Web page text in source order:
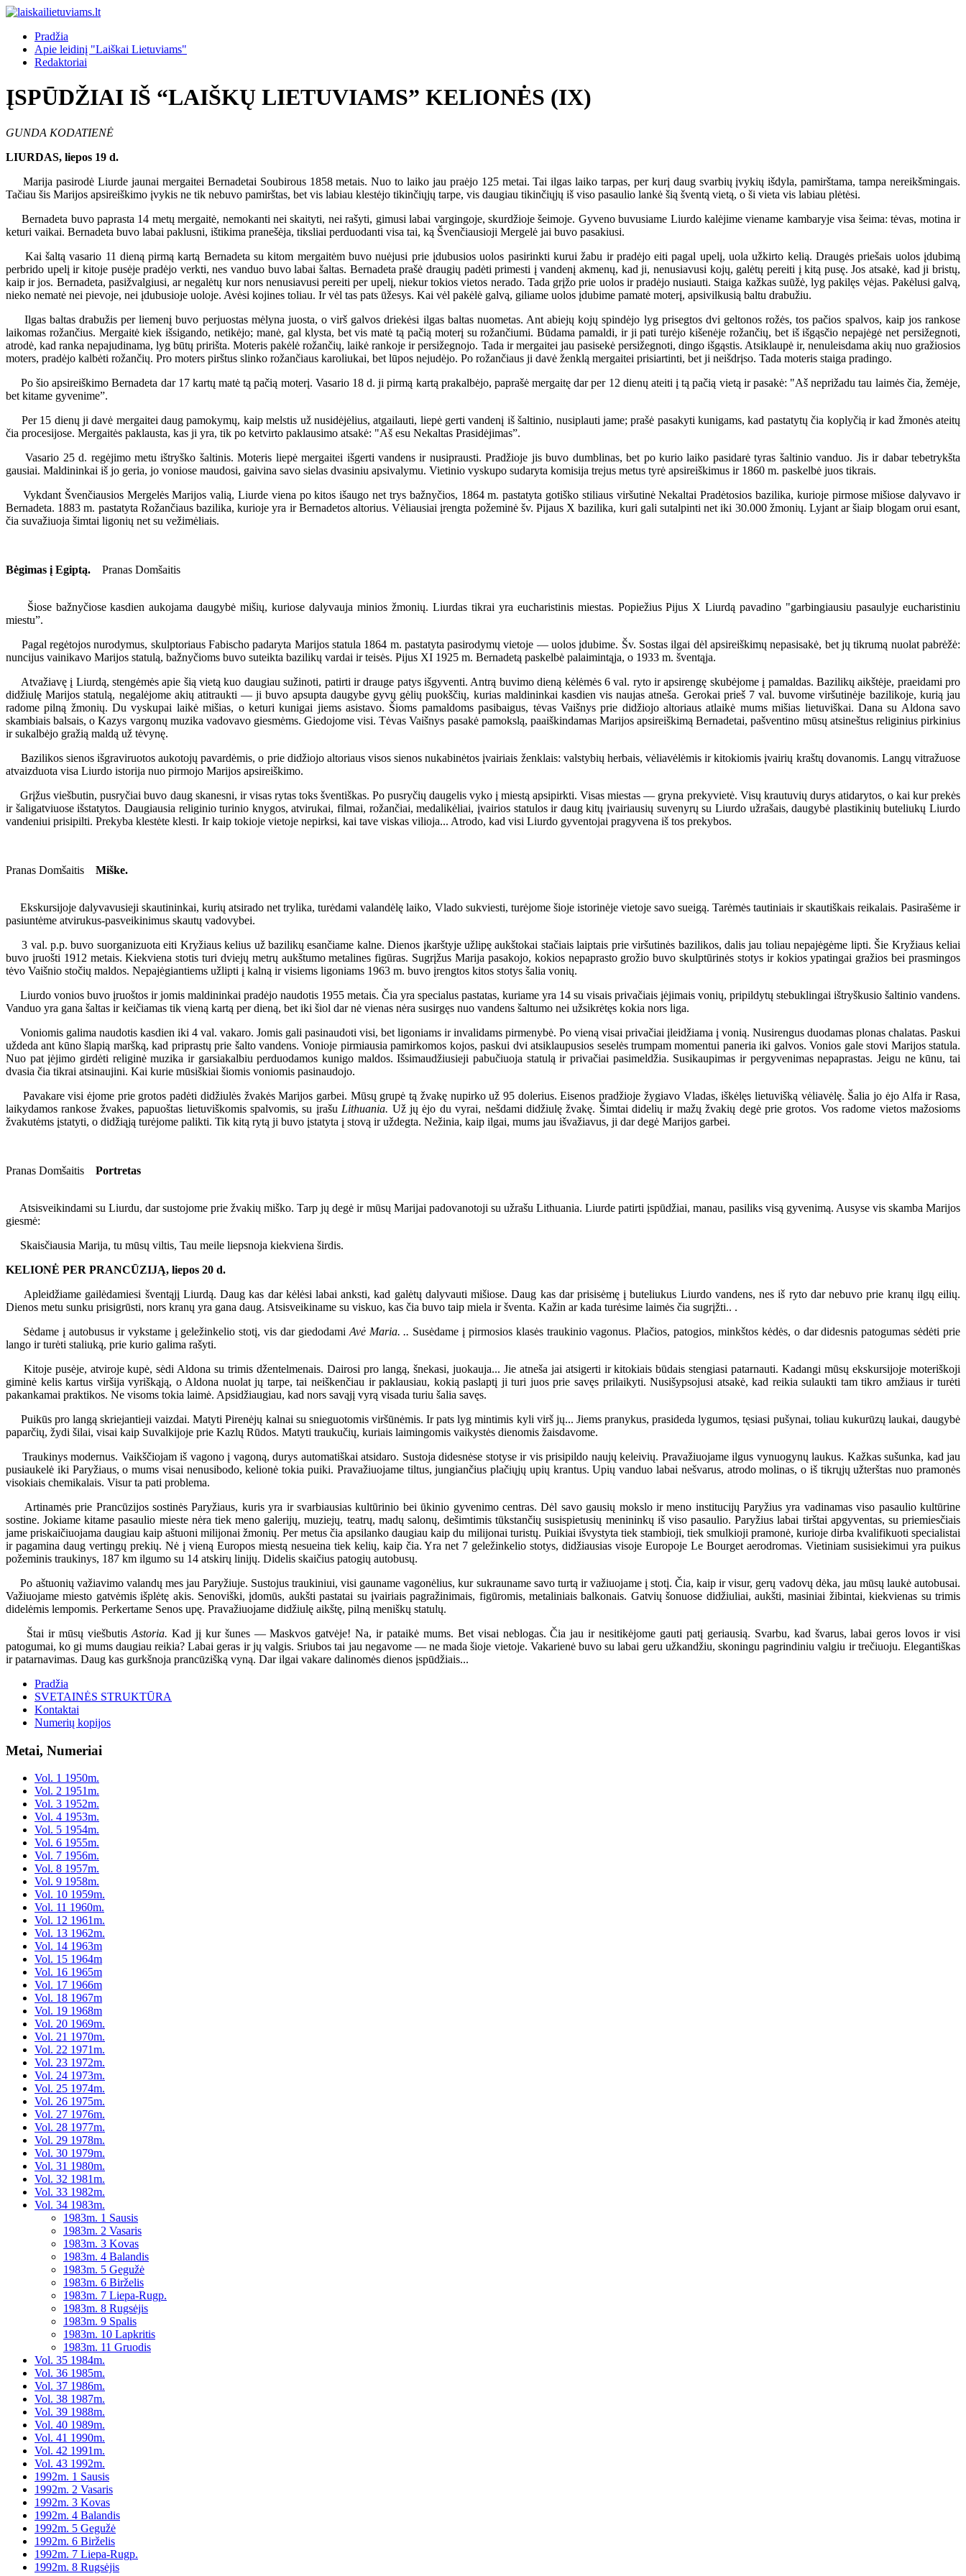
Pradžia
Apie leidinį "Laiškai Lietuviams"
Redaktoriai
ĮSPŪDŽIAI IŠ “LAIŠKŲ LIETUVIAMS” KELIONĖS (IX)
GUNDA KODATIENĖ
LIURDAS, liepos 19 d.
Marija pasirodė Liurde jaunai mergaitei Bernadetai Soubirous 1858 metais. Nuo to laiko jau praėjo 125 metai. Tai ilgas laiko tarpas, per kurį daug svarbių įvykių išdyla, pamirštama, tampa nereikšmingais.
Tačiau šis Marijos apsireiškimo įvykis ne tik nebuvo pamirštas, bet vis labiau klestėjo tikinčiųjų tarpe, vis daugiau tikinčiųjų iš viso pasaulio lankė šią šventą vietą, o ši vieta vis labiau plėtėsi.
Bernadeta buvo paprasta 14 metų mergaitė, nemokanti nei skaityti, nei rašyti, gimusi labai vargingoje, skurdžioje šeimoje. Gyveno buvusiame Liurdo kalėjime viename kambaryje visa šeima: tėvas, motina ir
keturi vaikai. Bernadeta buvo labai paklusni, ištikima pranešėja, tiksliai perduodanti visa tai, ką Švenčiausioji Mergelė jai buvo pasakiusi.
Kai šaltą vasario 11 dieną pirmą kartą Bernadeta su kitom mergaitėm buvo nuėjusi prie įdubusios uolos pasirinkti kurui žabu ir pradėjo eiti pagal upelį, uola užkirto kelią. Draugės priešais uolos įdubimą
perbrido upelį ir kitoje pusėje pradėjo verkti, nes vanduo buvo labai šaltas. Bernadeta prašė draugių padėti primesti į vandenį akmenų, kad ji, nenusiavusi kojų, galėtų pereiti į kitą pusę. Jos atsakė, kad ji bristų,
kaip ir jos. Bernadeta, pasižvalgiusi, ar negalėtų kur nors nenusiavusi pereiti per upelį, niekur tokios vietos nerado. Tada grįžo prie uolos ir pradėjo nusiauti. Staiga kažkas suūžė, lyg pakilęs vėjas. Pakėlusi galvą,
nieko nematė nei pievoje, nei įdubusioje uoloje. Avėsi kojines toliau. Ir vėl tas pats ūžesys. Kai vėl pakėlė galvą, giliame uolos įdubime pamatė moterį, apsivilkusią baltu drabužiu.
Ilgas baltas drabužis per liemenį buvo perjuostas mėlyna juosta, o virš galvos driekėsi ilgas baltas nuometas. Ant abiejų kojų spindėjo lyg prisegtos dvi geltonos rožės, tos pačios spalvos, kaip jos rankose
laikomas rožančius. Mergaitė kiek išsigando, netikėjo; manė, gal klysta, bet vis matė tą pačią moterį su rožančiumi. Būdama pamaldi, ir ji pati turėjo kišenėje rožančių, bet iš išgąsčio nepajėgė net persižegnoti,
atrodė, kad ranka nepajudinama, lyg būtų pririšta. Moteris pakėlė rožančių, laikė rankoje ir persižegnojo. Tada ir mergaitei jau pasisekė persižegnoti, dingo išgąstis. Atsiklaupė ir, nenuleisdama akių nuo gražiosios
moters, pradėjo kalbėti rožančių. Pro moters pirštus slinko rožančiaus karoliukai, bet lūpos nejudėjo. Po rožančiaus ji davė ženklą mergaitei prisiartinti, bet ji neišdrįso. Tada moteris staiga pradingo.
Po šio apsireiškimo Bernadeta dar 17 kartų matė tą pačią moterį. Vasario 18 d. ji pirmą kartą prakalbėjo, paprašė mergaitę dar per 12 dienų ateiti į tą pačią vietą ir pasakė: "Aš neprižadu tau laimės čia, žemėje,
bet kitame gyvenime”.
Per 15 dienų ji davė mergaitei daug pamokymų, kaip melstis už nusidėjėlius, atgailauti, liepė gerti vandenį iš šaltinio, nusiplauti jame; prašė pasakyti kunigams, kad pastatytų čia koplyčią ir kad žmonės ateitų
čia procesijose. Mergaitės paklausta, kas ji yra, tik po ketvirto paklausimo atsakė: "Aš esu Nekaltas Prasidėjimas”.
Vasario 25 d. regėjimo metu ištryško šaltinis. Moteris liepė mergaitei išgerti vandens ir nusiprausti. Pradžioje jis buvo dumblinas, bet po kurio laiko pasidarė tyras šaltinio vanduo. Jis ir dabar tebetrykšta
gausiai. Maldininkai iš jo geria, jo voniose maudosi, gaivina savo sielas dvasiniu apsivalymu. Vietinio vyskupo sudaryta komisija trejus metus tyrė apsireiškimus ir 1860 m. paskelbė juos tikrais.
Vykdant Švenčiausios Mergelės Marijos valią, Liurde viena po kitos išaugo net trys bažnyčios, 1864 m. pastatyta gotiško stiliaus viršutinė Nekaltai Pradėtosios bazilika, kurioje pirmose mišiose dalyvavo ir
Bernadeta. 1883 m. pastatyta Rožančiaus bazilika, kurioje yra ir Bernadetos altorius. Vėliausiai įrengta požeminė šv. Pijaus X bazilika, kuri gali sutalpinti net iki 30.000 žmonių. Lyjant ar šiaip blogam orui esant,
čia suvažiuoja šimtai ligonių net su vežimėliais.
Bėgimas į Egiptą. Pranas Domšaitis
Šiose bažnyčiose kasdien aukojama daugybė mišių, kuriose dalyvauja minios žmonių. Liurdas tikrai yra eucharistinis miestas. Popiežius Pijus X Liurdą pavadino "garbingiausiu pasaulyje eucharistiniu
miestu”.
Pagal regėtojos nurodymus, skulptoriaus Fabischo padaryta Marijos statula 1864 m. pastatyta pasirodymų vietoje — uolos įdubime. Šv. Sostas ilgai dėl apsireiškimų nepasisakė, bet jų tikrumą nuolat pabrėžė:
nuncijus vainikavo Marijos statulą, bažnyčioms buvo suteikta bazilikų vardai ir teisės. Pijus XI 1925 m. Bernadetą paskelbė palaimintąja, o 1933 m. šventąja.
Atvažiavę į Liurdą, stengėmės apie šią vietą kuo daugiau sužinoti, patirti ir drauge patys išgyventi. Antrą buvimo dieną kėlėmės 6 val. ryto ir apsirengę skubėjome į pamaldas. Bazilikų aikštėje, praeidami pro
didžiulę Marijos statulą, negalėjome akių atitraukti — ji buvo apsupta daugybe gyvų gėlių puokščių, kurias maldininkai kasdien vis naujas atneša. Gerokai prieš 7 val. buvome viršutinėje bazilikoje, kurią jau
radome pilną žmonių. Du vyskupai laikė mišias, o keturi kunigai jiems asistavo. Šioms pamaldoms pasibaigus, tėvas Vaišnys prie didžiojo altoriaus atlaikė mums mišias lietuviškai. Dana su Aldona savo
skambiais balsais, o Kazys vargonų muzika vadovavo giesmėms. Giedojome visi. Tėvas Vaišnys pasakė pamokslą, paaiškindamas Marijos apsireiškimą Bernadetai, pašventino mūsų atsineštus religinius pirkinius
ir sukalbėjo gražią maldą už tėvynę.
Bazilikos sienos išgraviruotos aukotojų pavardėmis, o prie didžiojo altoriaus visos sienos nukabinėtos įvairiais ženklais: valstybių herbais, vėliavėlėmis ir kitokiomis įvairių kraštų dovanomis. Langų vitražuose
atvaizduota visa Liurdo istorija nuo pirmojo Marijos apsireiškimo.
Grįžus viešbutin, pusryčiai buvo daug skanesni, ir visas rytas toks šventiškas. Po pusryčių daugelis vyko į miestą apsipirkti. Visas miestas — gryna prekyvietė. Visų krautuvių durys atidarytos, o kai kur prekės
ir šaligatviuose išstatytos. Daugiausia religinio turinio knygos, atvirukai, filmai, rožančiai, medalikėliai, įvairios statulos ir daug kitų įvairiausių suvenyrų su Liurdo užrašais, daugybė plastikinių buteliukų Liurdo
vandeniui prisipilti. Prekyba klestėte klesti. Ir kaip tokioje vietoje nepirksi, kai tave viskas vilioja... Atrodo, kad visi Liurdo gyventojai pragyvena iš tos prekybos.
Pranas Domšaitis Miške.
Ekskursijoje dalyvavusieji skautininkai, kurių atsirado net trylika, turėdami valandėlę laiko, Vlado sukviesti, turėjome šioje istorinėje vietoje savo sueigą. Tarėmės tautiniais ir skautiškais reikalais. Pasirašėme ir
pasiuntėme atvirukus-pasveikinimus skautų vadovybei.
3 val. p.p. buvo suorganizuota eiti Kryžiaus kelius už bazilikų esančiame kalne. Dienos įkarštyje užlipę aukštokai stačiais laiptais prie viršutinės bazilikos, dalis jau toliau nepajėgėme lipti. Šie Kryžiaus keliai
buvo įruošti 1912 metais. Kiekviena stotis turi dviejų metrų aukštumo metalines figūras. Sugrįžus Marija pasakojo, kokios nepaprasto grožio buvo skulptūrinės stotys ir kokios ypatingai gražios bei prasmingos
tėvo Vaišnio stočių maldos. Nepajėgiantiems užlipti į kalną ir visiems ligoniams 1963 m. buvo įrengtos kitos stotys šalia vonių.
Liurdo vonios buvo įruoštos ir jomis maldininkai pradėjo naudotis 1955 metais. Čia yra specialus pastatas, kuriame yra 14 su visais privačiais įėjimais vonių, pripildytų stebuklingai ištryškusio šaltinio vandens.
Vanduo yra gana šaltas ir keičiamas tik vieną kartą per dieną, bet iki šiol dar nė vienas nėra susirgęs nuo vandens šaltumo nei užsikrėtęs kokia nors liga.
Voniomis galima naudotis kasdien iki 4 val. vakaro. Jomis gali pasinaudoti visi, bet ligoniams ir invalidams pirmenybė. Po vieną visai privačiai įleidžiama į vonią. Nusirengus duodamas plonas chalatas. Paskui
uždeda ant kūno šlapią maršką, kad priprastų prie šalto vandens. Vonioje pirmiausia pamirkomos kojos, paskui dvi atsiklaupusios seselės trumpam momentui paneria iki galvos. Vonios gale stovi Marijos statula.
Nuo pat įėjimo girdėti religinė muzika ir garsiakalbiu perduodamos kunigo maldos. Išsimaudžiusieji pabučiuoja statulą ir privačiai pasimeldžia. Susikaupimas ir pergyvenimas nepaprastas. Jeigu ne kūnu, tai
dvasia čia tikrai atsinaujini. Kai kurie mūsiškiai šiomis voniomis pasinaudojo.
Pavakare visi ėjome prie grotos padėti didžiulės žvakės Marijos garbei. Mūsų grupė tą žvakę nupirko už 95 dolerius. Eisenos pradžioje žygiavo Vladas, iškėlęs lietuvišką vėliavėlę. Šalia jo ėjo Alfa ir Rasa,
laikydamos rankose žvakes, papuoštas lietuviškomis spalvomis, su įrašu Lithuania. Už jų ėjo du vyrai, nešdami didžiulę žvakę. Šimtai didelių ir mažų žvakių degė prie grotos. Vos radome vietos mažosioms
žvakutėms įstatyti, o didžiąją turėjome palikti. Tik kitą rytą ji buvo įstatyta į stovą ir uždegta. Nežinia, kaip ilgai, mums jau išvažiavus, ji dar degė Marijos garbei.
Pranas Domšaitis Portretas
Atsisveikindami su Liurdu, dar sustojome prie žvakių miško. Tarp jų degė ir mūsų Marijai padovanotoji su užrašu Lithuania. Liurde patirti įspūdžiai, manau, pasiliks visą gyvenimą. Ausyse vis skamba Marijos
giesmė:
Skaisčiausia Marija, tu mūsų viltis, Tau meile liepsnoja kiekviena širdis.
KELIONĖ PER PRANCŪZIJĄ, liepos 20 d.
Apleidžiame gailėdamiesi šventąjį Liurdą. Daug kas dar kėlėsi labai anksti, kad galėtų dalyvauti mišiose. Daug kas dar prisisėmę į buteliukus Liurdo vandens, nes iš ryto dar nebuvo prie kranų ilgų eilių.
Dienos metu sunku prisigrūsti, nors kranų yra gana daug. Atsisveikiname su viskuo, kas čia buvo taip miela ir šventa. Kažin ar kada turėsime laimės čia sugrįžti.. .
Sėdame į autobusus ir vykstame į geležinkelio stotį, vis dar giedodami Avė Maria. .. Susėdame į pirmosios klasės traukinio vagonus. Plačios, patogios, minkštos kėdės, o dar didesnis patogumas sėdėti prie
lango ir turėti staliuką, prie kurio galima rašyti.
Kitoje pusėje, atviroje kupė, sėdi Aldona su trimis džentelmenais. Dairosi pro langą, šnekasi, juokauja... Jie atneša jai atsigerti ir kitokiais būdais stengiasi patarnauti. Kadangi mūsų ekskursijoje moteriškoji
giminė kelis kartus viršija vyriškąją, o Aldona nuolat jų tarpe, tai neiškenčiau ir paklausiau, kokią paslaptį ji turi juos prie savęs prilaikyti. Nusišypsojusi atsakė, kad reikia sulaukti tam tikro amžiaus ir turėti
pakankamai praktikos. Ne visoms tokia laimė. Apsidžiaugiau, kad nors savąjį vyrą visada turiu šalia savęs.
Puikūs pro langą skriejantieji vaizdai. Matyti Pirenėjų kalnai su snieguotomis viršūnėmis. Ir pats lyg mintimis kyli virš jų... Jiems pranykus, prasideda lygumos, tęsiasi pušynai, toliau kukurūzų laukai, daugybė
paparčių, žydi šilai, visai kaip Suvalkijoje prie Kazlų Rūdos. Matyti traukučių, kuriais laimingomis vaikystės dienomis žaisdavome.
Traukinys modernus. Vaikščiojam iš vagono į vagoną, durys automatiškai atsidaro. Sustoja didesnėse stotyse ir vis prisipildo naujų keleivių. Pravažiuojame ilgus vynuogynų laukus. Kažkas sušunka, kad jau
pusiaukelė iki Paryžiaus, o mums visai nenusibodo, kelionė tokia puiki. Pravažiuojame tiltus, jungiančius plačiųjų upių krantus. Upių vanduo labai nešvarus, atrodo molinas, o iš tikrųjų užterštas nuo pramonės
visokiais chemikalais. Visur ta pati problema.
Artinamės prie Prancūzijos sostinės Paryžiaus, kuris yra ir svarbiausias kultūrinio bei ūkinio gyvenimo centras. Dėl savo gausių mokslo ir meno institucijų Paryžius yra vadinamas viso pasaulio kultūrine
sostine. Jokiame kitame pasaulio mieste nėra tiek meno galerijų, muziejų, teatrų, madų salonų, dešimtimis tūkstančių susispietusių menininkų iš viso pasaulio. Paryžius labai tirštai apgyventas, su priemiesčiais
jame priskaičiuojama daugiau kaip aštuoni milijonai žmonių. Per metus čia apsilanko daugiau kaip du milijonai turistų. Puikiai išvystyta tiek stambioji, tiek smulkioji pramonė, kurioje dirba kvalifikuoti specialistai
ir pagamina daug vertingų prekių. Nė į vieną Europos miestą nesueina tiek kelių, kaip čia. Yra net 7 geležinkelio stotys, didžiausias visoje Europoje Le Bourget aerodromas. Vietiniam susisiekimui yra puikus
požeminis traukinys, 187 km ilgumo su 14 atskirų linijų. Didelis skaičius patogių autobusų.
Po aštuonių važiavimo valandų mes jau Paryžiuje. Sustojus traukiniui, visi gauname vagonėlius, kur sukrauname savo turtą ir važiuojame į stotį. Čia, kaip ir visur, gerų vadovų dėka, jau mūsų laukė autobusai.
Važiuojame miesto gatvėmis išplėtę akis. Senoviški, įdomūs, aukšti pastatai su įvairiais pagražinimais, figūromis, metaliniais balkonais. Gatvių šonuose didžiuliai, aukšti, masiniai žibintai, kiekvienas su trimis
didelėmis lempomis. Perkertame Senos upę. Pravažiuojame didžiulę aikštę, pilną meniškų statulų.
Štai ir mūsų viešbutisAstoria. Kad jį kur šunes — Maskvos gatvėje! Na, ir pataikė mums. Bet visai neblogas. Čia jau ir nesitikėjome gauti patį geriausią. Svarbu, kad švarus, labai geros lovos ir visi
patogumai, ko gi mums daugiau reikia? Labai geras ir jų valgis. Sriubos tai jau negavome — ne mada šioje vietoje. Vakarienė buvo su labai geru užkandžiu, skoningu pagrindiniu valgiu ir trečiuoju. Elegantiškas
ir patarnavimas. Daug kas gurkšnoja prancūzišką vyną. Dar ilgai vakare dalinomės dienos įspūdžiais...
Pradžia
SVETAINĖS STRUKTŪRA
Kontaktai
Numerių kopijos
Metai, Numeriai
Vol. 1 1950m.
Vol. 2 1951m.
Vol. 3 1952m.
Vol. 4 1953m.
Vol. 5 1954m.
Vol. 6 1955m.
Vol. 7 1956m.
Vol. 8 1957m.
Vol. 9 1958m.
Vol. 10 1959m.
Vol. 11 1960m.
Vol. 12 1961m.
Vol. 13 1962m.
Vol. 14 1963m
Vol. 15 1964m
Vol. 16 1965m
Vol. 17 1966m
Vol. 18 1967m
Vol. 19 1968m
Vol. 20 1969m.
Vol. 21 1970m.
Vol. 22 1971m.
Vol. 23 1972m.
Vol. 24 1973m.
Vol. 25 1974m.
Vol. 26 1975m.
Vol. 27 1976m.
Vol. 28 1977m.
Vol. 29 1978m.
Vol. 30 1979m.
Vol. 31 1980m.
Vol. 32 1981m.
Vol. 33 1982m.
Vol. 34 1983m.
1983m. 1 Sausis
1983m. 2 Vasaris
1983m. 3 Kovas
1983m. 4 Balandis
1983m. 5 Gegužė
1983m. 6 Birželis
1983m. 7 Liepa-Rugp.
1983m. 8 Rugsėjis
1983m. 9 Spalis
1983m. 10 Lapkritis
1983m. 11 Gruodis
Vol. 35 1984m.
Vol. 36 1985m.
Vol. 37 1986m.
Vol. 38 1987m.
Vol. 39 1988m.
Vol. 40 1989m.
Vol. 41 1990m.
Vol. 42 1991m.
Vol. 43 1992m.
1992m. 1 Sausis
1992m. 2 Vasaris
1992m. 3 Kovas
1992m. 4 Balandis
1992m. 5 Gegužė
1992m. 6 Birželis
1992m. 7 Liepa-Rugp.
1992m. 8 Rugsėjis